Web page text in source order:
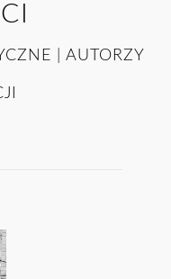
| AUTORZY